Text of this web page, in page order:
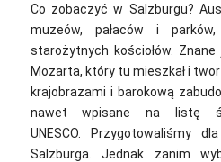
Co zobaczyć w Salzburgu?
muzeów, pałaców i
starożytnych kościołów.
Mozarta, który tu mieszkał i
krajobrazami i barokową
nawet wpisane na listę
UNESCO. Przygotowaliśmy
Salzburga. Jednak zanim